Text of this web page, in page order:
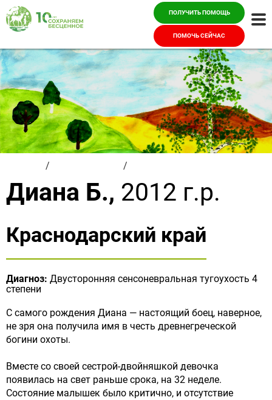
ПОЛУЧИТЬ ПОМОЩЬ
ПОМОЧЬ СЕЙЧАС
/ /
Диана Б., 2012 г.р.
Краснодарский край
Диагноз: Двусторонняя сенсоневральная тугоухость 4
степени
С самого рождения Диана — настоящий боец, наверное,
не зря она получила имя в честь древнегреческой
богини охоты.
Вместе со своей сестрой-двойняшкой девочка
появилась на свет раньше срока, на 32 неделе.
Состояние малышек было критично, и отсутствие